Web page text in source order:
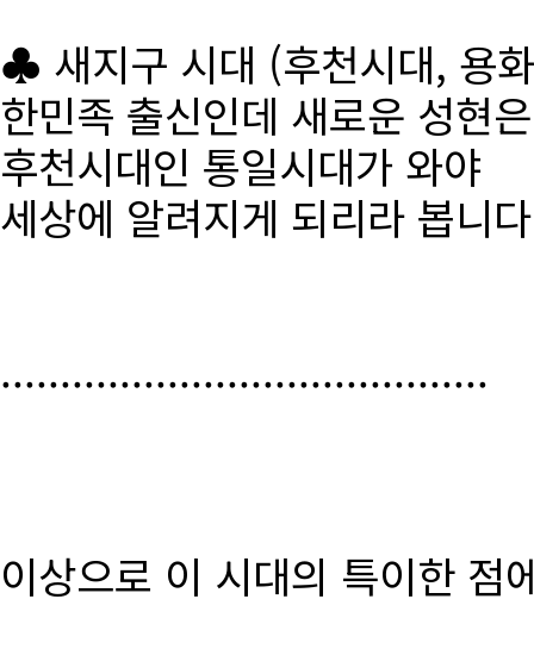
♣ 새지구 시대 (후천시대, 용
한민족 출신인데 새로운 성현
후천시대인 통일시대가 와야
세상에 알려지게 되리라 봅니
.........................................
이상으로 이 시대의 특이한 점